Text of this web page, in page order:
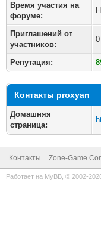
Время участия на
форуме:
Приглашений от
участников:
0
Репутация:
Контакты proxyan
Домашняя
страница:
Контакты Zone-Game
Работает на MyBB , © 2002-